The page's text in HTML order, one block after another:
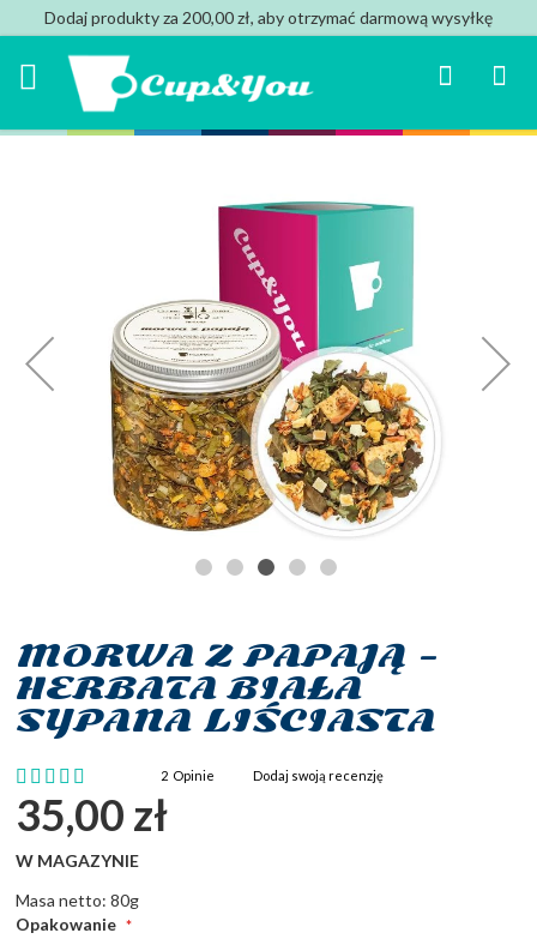
Dodaj produkty za 200,00 zł, aby otrzymać darmową wysyłkę
Mój
Search
MORWA Z PAPAJĄ -
HERBATA BIAŁA
SYPANA LIŚCIASTA
Ocena:
100
% of100
2 Opinie Dodaj swoją recenzję
35,00 zł
W MAGAZYNIE
Masa netto: 80g
Opakowanie
Przejdź
na
początek
galerii